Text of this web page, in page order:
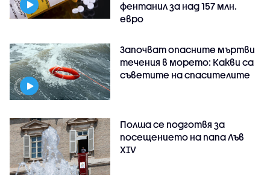
фентанил за над 157 млн.
евро
Започват опасните мъртви
течения в морето: Какви са
съветите на спасителите
Полша се подготвя за
посещението на папа Лъв
XIV